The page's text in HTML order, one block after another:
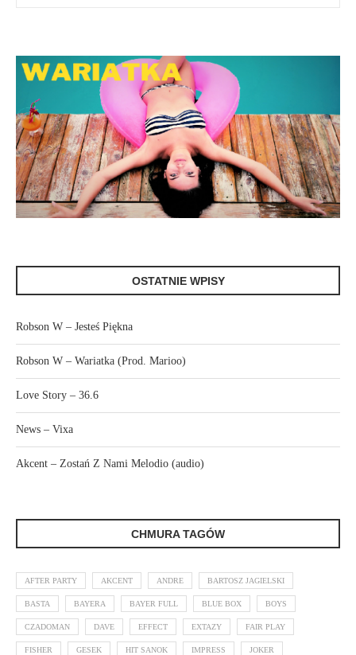
OSTATNIE WPISY
Robson W – Jesteś Piękna
Robson W – Wariatka (Prod. Marioo)
Love Story – 36.6
News – Vixa
Akcent – Zostań Z Nami Melodio (audio)
CHMURA TAGÓW
AFTER PARTY AKCENT ANDRE BARTOSZ JAGIELSKI
BASTA BAYERA BAYER FULL BLUE BOX BOYS
CZADOMAN DAVE EFFECT EXTAZY FAIR PLAY
FISHER GESEK HIT SANOK IMPRESS JOKER